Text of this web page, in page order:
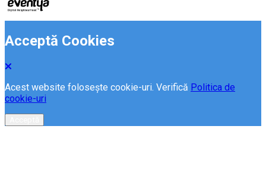
Acceptă Cookies
Acest website folosește cookie-uri. Verifică Politica de
cookie-uri